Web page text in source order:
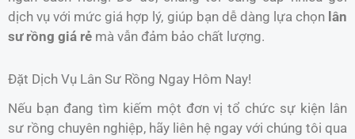
dịch vụ với mức giá hợp lý, giúp bạn dễ dàng lựa chọn lân
sư rồng giá rẻ mà vẫn đảm bảo chất lượng.
Đặt Dịch Vụ Lân Sư Rồng Ngay Hôm Nay!
Nếu bạn đang tìm kiếm một đơn vị tổ chức sự kiện lân
sư rồng chuyên nghiệp, hãy liên hệ ngay với chúng tôi qua